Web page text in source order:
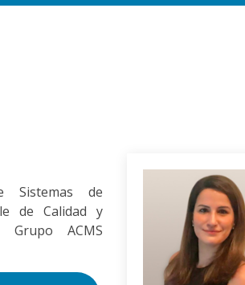
Sistemas de
de Calidad y
Grupo ACMS